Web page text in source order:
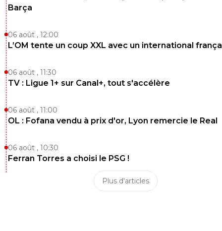
Barça
06 août , 12:00
L’OM tente un coup XXL avec un international
06 août , 11:30
TV : Ligue 1+ sur Canal+, tout s'accélère
06 août , 11:00
OL : Fofana vendu à prix d'or, Lyon remercie le Real
06 août , 10:30
Ferran Torres a choisi le PSG !
Plus d'articles